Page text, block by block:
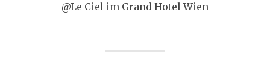
@Le Ciel im Grand Hotel Wien